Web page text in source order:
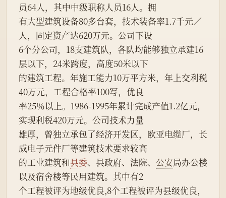
员64人，其中中级职称人员16人。拥
有大型建筑设备80多台套，技术装备率1.7千元／
人，固定资产达620万元。公司下设
6个分公司，18支建筑队，各队均能够独立承建16
层以下，24米跨度，高度50米以下
的建筑工程。年施工能力10万平方米，年上交利税
40万元，工程合格率100写，优良
率25％以上。1986-1995年累计完成产值1.2亿元，
实现利税420万元。公司技术力量
雄厚，曾独立承包了经济开发区，欧亚电缆厂，长
威电子元件厂等建筑技术要求较高
的工业建筑和县委、县政府、法院、 公安局办公楼
以及宿舍楼等民用建筑。其中有2
个工程被评为地级优良,8个工程被评为县级优良，